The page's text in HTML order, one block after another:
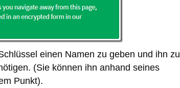
einen Namen zu geben und ihn zu
(Sie können ihn anhand seines
Punkt).